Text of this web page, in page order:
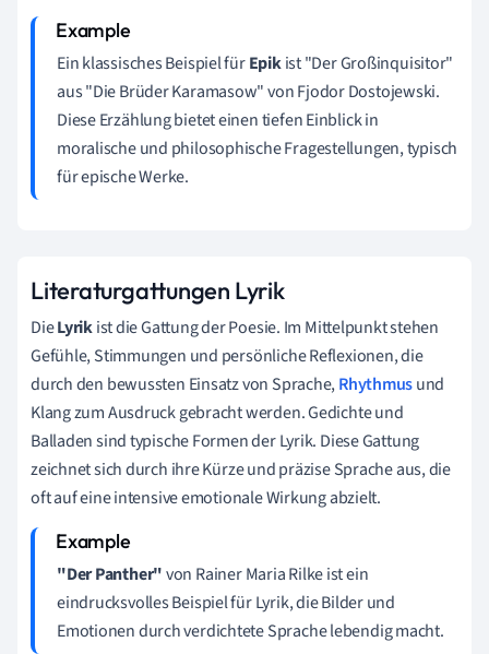
Ein klassisches Beispiel fürEpikist "Der Großinquisitor"
aus "Die Brüder Karamasow" von Fjodor Dostojewski.
Diese Erzählung bietet einen tiefen Einblick in
moralische und philosophische Fragestellungen, typisch
für epische Werke.
Literaturgattungen Lyrik
DieLyrikist die Gattung der Poesie. Im Mittelpunkt stehen
Gefühle, Stimmungen und persönliche Reflexionen, die
durch den bewussten Einsatz von Sprache,Rhythmusund
Klang zum Ausdruck gebracht werden. Gedichte und
Balladen sind typische Formen der Lyrik. Diese Gattung
zeichnet sich durch ihre Kürze und präzise Sprache aus, die
oft auf eine intensive emotionale Wirkung abzielt.
"Der Panther"von Rainer Maria Rilke ist ein
eindrucksvolles Beispiel für Lyrik, die Bilder und
Emotionen durch verdichtete Sprache lebendig macht.